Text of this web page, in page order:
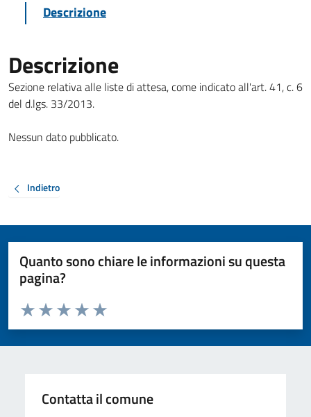
Descrizione
Descrizione
Sezione relativa alle liste di attesa, come indicato all'art. 41, c. 6
del d.lgs. 33/2013.
Nessun dato pubblicato.
Indietro
Quanto sono chiare le informazioni su questa
pagina?
Valuta da 1 a 5 stelle la pagina
Valuta 5 stelle su 5
Valuta 4 stelle su 5
Valuta 3 stelle su 5
Valuta 2 stelle su 5
Valuta 1 stelle su 5
Contatta il comune